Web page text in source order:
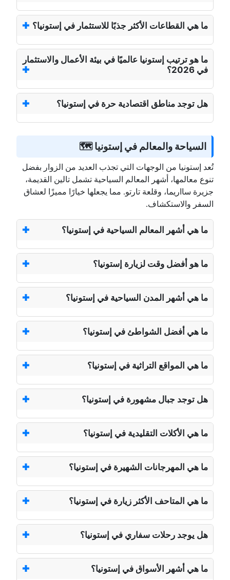
ما هي القطاعات الأكثر جذبًا للاستثمار في إستونيا؟
ما هو ترتيب إستونيا عالميًا في بيئة الأعمال والاستثمار
في 2026؟
هل توجد مناطق اقتصادية حرة في إستونيا؟
السياحة والمعالم في إستونيا 🗺️
تُعد إستونيا من الوجهات التي تجذب العديد من الزوار بفضل
تنوع معالمها، أشهر المعالم السياحية تشمل تالين القديمة،
جزيرة سااريما، وقلعة تارتو. مما يجعلها خيارًا مميزًا لعشاق
السفر والاستكشاف.
ما هي أشهر المعالم السياحية في إستونيا؟
ما هو أفضل وقت لزيارة إستونيا؟
ما هي أشهر المدن السياحية في إستونيا؟
ما هي أفضل الشواطئ في إستونيا؟
ما هي المواقع التراثية في إستونيا؟
هل توجد جبال مشهورة في إستونيا؟
ما هي الأكلات التقليدية في إستونيا؟
ما هي المهرجانات الشهيرة في إستونيا؟
ما هي المتاحف الأكثر زيارة في إستونيا؟
هل يوجد رحلات سفاري في إستونيا؟
ما هي أشهر الأسواق في إستونيا؟